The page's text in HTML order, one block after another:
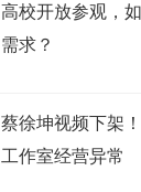
高校开放参观，
需求？
蔡徐坤视频下架
工作室经营异常